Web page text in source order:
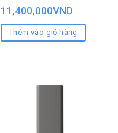
11,400,000VND
Thêm vào giỏ hàng